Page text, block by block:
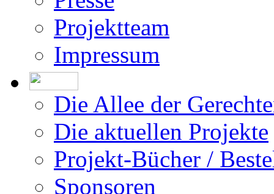
Die Allee der
Die aktuellen Projekte
Projekt-Bücher /
Sponsoren
Unterstützungs-
in memoriam Alfred